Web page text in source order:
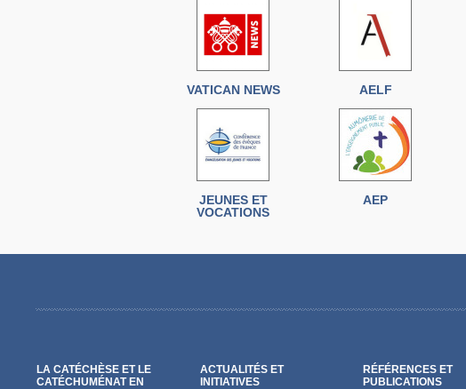
VATICAN NEWS AELF
JEUNES ET
VOCATIONS
AEP
LA CATÉCHÈSE ET LE
CATÉCHUMÉNAT EN
ACTUALITÉS ET
INITIATIVES
RÉFÉRENCES ET
PUBLICATIONS